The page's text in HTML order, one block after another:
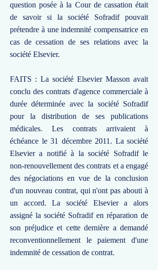
question posée à la Cour de cassation était
de savoir si la société Sofradif pouvait
prétendre à une indemnité compensatrice en
cas de cessation de ses relations avec la
société Elsevier.
FAITS : La société Elsevier Masson avait
conclu des contrats d'agence commerciale à
durée déterminée avec la société Sofradif
pour la distribution de ses publications
médicales. Les contrats arrivaient à
échéance le 31 décembre 2011. La société
Elsevier a notifié à la société Sofradif le
non-renouvellement des contrats et a engagé
des négociations en vue de la conclusion
d'un nouveau contrat, qui n'ont pas abouti à
un accord. La société Elsevier a alors
assigné la société Sofradif en réparation de
son préjudice et cette dernière a demandé
reconventionnellement le paiement d'une
indemnité de cessation de contrat.